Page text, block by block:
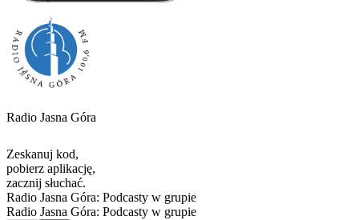
Radio Jasna Góra
Zeskanuj kod,
pobierz aplikację,
zacznij słuchać.
Radio Jasna Góra: Podcasty w grupie
Radio Jasna Góra: Podcasty w grupie